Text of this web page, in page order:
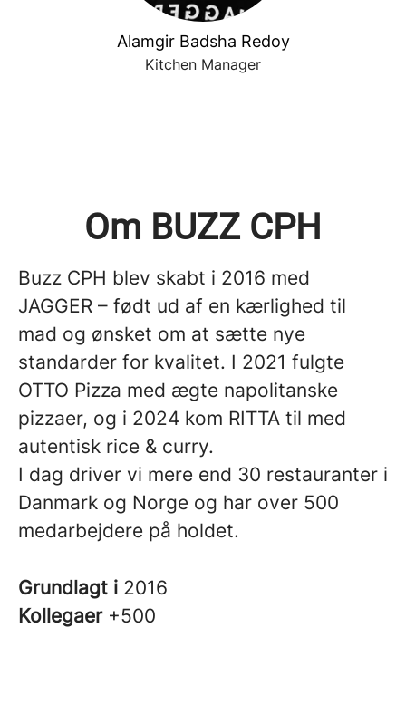
Alamgir Badsha Redoy
Kitchen Manager
Om BUZZ CPH
Buzz CPH blev skabt i 2016 med
JAGGER – født ud af en kærlighed til
mad og ønsket om at sætte nye
standarder for kvalitet. I 2021 fulgte
OTTO Pizza med ægte napolitanske
pizzaer, og i 2024 kom RITTA til med
autentisk rice & curry.
I dag driver vi mere end 30 restauranter i
Danmark og Norge og har over 500
medarbejdere på holdet.
Grundlagt i 2016
Kollegaer +500